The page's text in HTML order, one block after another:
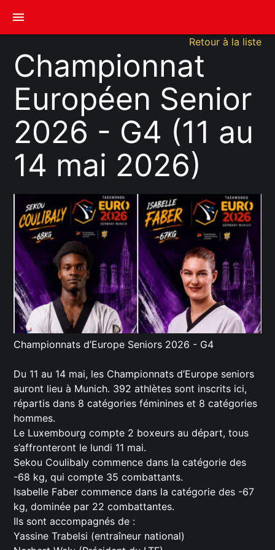
menu
Retour à la liste
Championnat
Européen Senior
2026 - G4 (11 au
14 mai 2026)
Championnats d’Europe Seniors 2026 - G4
Du 11 au 14 mai, les Championnats d’Europe seniors
auront lieu à Munich. 392 athlètes sont inscrits ici,
répartis dans 8 catégories féminines et 8 catégories
hommes.
Le Luxembourg compte 2 boxeurs au départ, tous
s’affronteront le lundi 11 mai.
Sekou Coulibaly commence dans la catégorie des
-68 kg, qui compte 35 combattants.
Isabelle Faber commence dans la catégorie des -67
kg, dominée par 22 combattantes.
Ils sont accompagnés de :
Yassine Trabelsi (entraîneur national)